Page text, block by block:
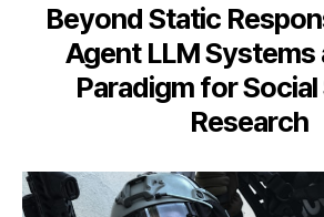
Beyond Static
Agent LLM Systems
Paradigm for
Research